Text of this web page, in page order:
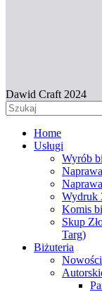
Dawid Craft 2024
Home
Usługi
Wyrób
Wydruk
Komis
Skup
Targ)
Biżuteria
Nowości